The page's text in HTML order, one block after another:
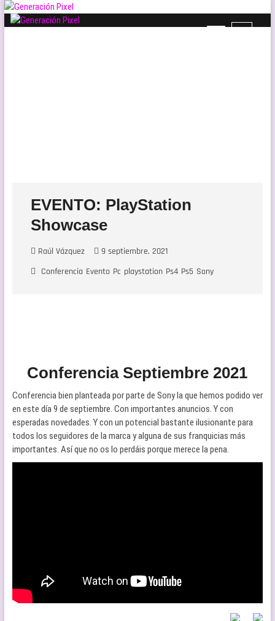
Saltar
B
EVENTO: PlayStation
Showcase
Raúl Vázquez
9 septiembre, 2021
Conferencia Evento Pc playstation Ps4 Ps5 Sony
Conferencia Septiembre 2021
Conferencia bien planteada por parte de Sony la que hemos podido ver
en este día 9 de septiembre. Con importantes anuncios. Y con
esperadas novedades. Y con un potencial bastante ilusionante para
todos los seguidores de la marca y alguna de sus franquicias más
importantes. Así que no os lo perdáis porque merece la pena.